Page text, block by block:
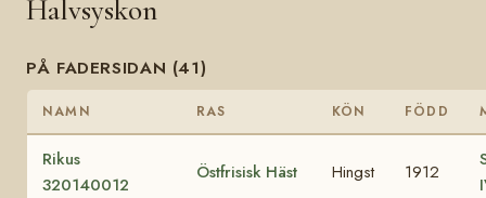
Halvsyskon
PÅ FADERSIDAN (41)
NAMN RAS KÖN FÖDD
Rikus
320140012
Östfrisisk Häst Hingst 1912